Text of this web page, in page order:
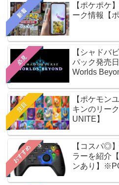
新着
【ポケポケ
ーク情報【
必見
【シャドバ
パック発売
Worlds
注目
【ポケモン
キンのリー
UNITE】
おすすめ
【コスパ◎
ラーを紹介
ンあり】